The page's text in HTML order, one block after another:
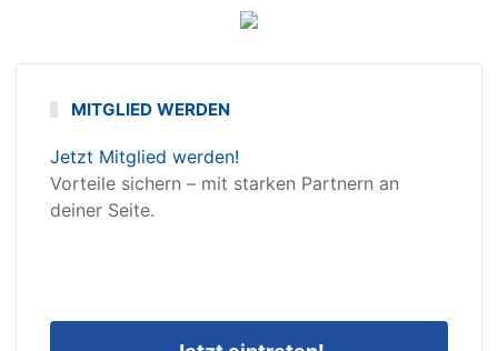
MITGLIED WERDEN
Jetzt Mitglied werden!
Vorteile sichern – mit starken Partnern an
deiner Seite.